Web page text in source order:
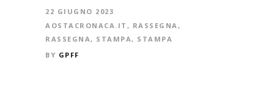
22 GIUGNO 2023
AOSTACRONACA.IT , RASSEGNA,
RASSEGNA, STAMPA, STAMPA
BY GPFF